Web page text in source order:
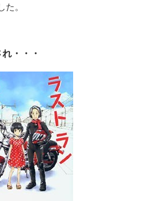
。
・・・